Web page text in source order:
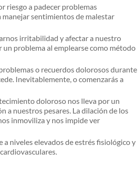
riesgo a padecer problemas
sentimientos de malestar
irritabilidad y afectar a nuestro
un problema al emplearse como método
o recuerdos dolorosos durante
Inevitablemente, o comenzarás a
doloroso nos lleva por un
a nuestros pesares. La dilación de los
inmoviliza y nos impide ver
niveles elevados de estrés fisiológico y